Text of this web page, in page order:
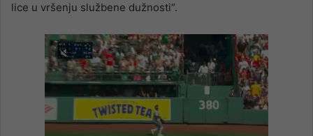
lice u vršenju službene dužnosti“.